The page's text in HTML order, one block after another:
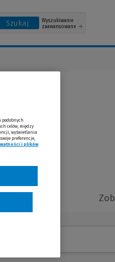
Szukaj
Wyszukiwanie
zaawansowane
podobnych
celów, między
wyświetlania
preferencje,
i plików